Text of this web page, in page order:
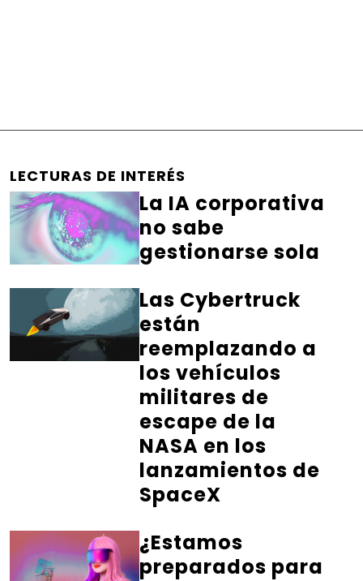
LECTURAS DE INTERÉS
La IA corporativa
no sabe
gestionarse sola
Las Cybertruck
están
reemplazando a
los vehículos
militares de
escape de la
NASA en los
lanzamientos de
SpaceX
¿Estamos
preparados para